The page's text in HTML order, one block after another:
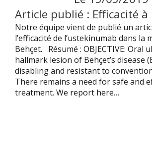
Notre équipe vient de publié un
l’efficacité de l’ustekinumab dans la
Behçet. Résumé : OBJECTIVE: Oral
hallmark lesion of Behçet’s disease
disabling and resistant to
There remains a need for safe and
treatment. We report here…